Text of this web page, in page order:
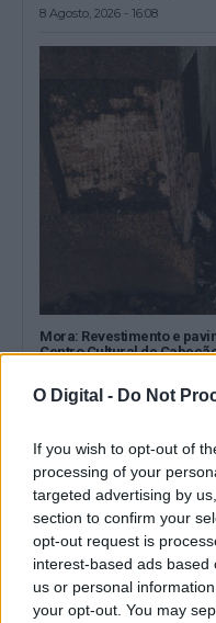
O Digital - Do Not
If you wish to opt-out of
processing of your
targeted advertising by
section to confirm your
opt-out request is
interest-based ads
us or personal
your opt-out. You may
8 Agosto, 2026 - 16:08
Mora: Revestimento e
Centro Cultural de
O Centro Cultural de
alvo de...